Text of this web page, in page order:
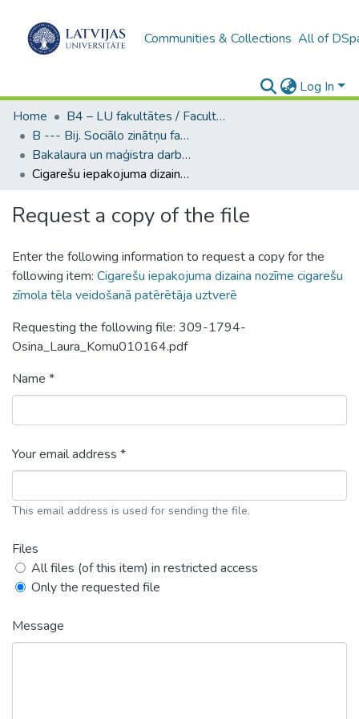
Communities & Collections All of
Log In
Home
B4 – LU fakultātes / Faculties of the UL
B --- Bij. Sociālo zinātņu fakultātes noslēguma darbi / Faculty of Social Sciences - Graduate works
Bakalaura un maģistra darbi (SZF) / Bachelor's and Master's theses
Cigarešu iepakojuma dizaina nozīme cigarešu zīmola tēla veidošanā patērētāja uztverē
Request a copy of the file
Enter the following information to request a copy for the
following item: Cigarešu iepakojuma dizaina nozīme cigarešu
zīmola tēla veidošanā patērētāja uztverē
Requesting the following file: 309-1794-
Osina_Laura_Komu010164.pdf
Name *
Your email address *
This email address is used for sending the file.
Files
All files (of this item) in restricted access
Only the requested file
Message